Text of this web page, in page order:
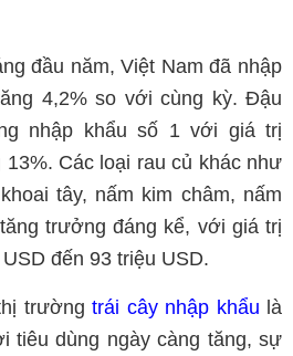
đầu năm, Việt Nam đã nhập
4,2% so với cùng kỳ. Đậu
nhập khẩu số 1 với giá trị
13%. Các loại rau củ khác như
tây, nấm kim châm, nấm
trưởng đáng kể, với giá trị
đến 93 triệu USD.
trường trái cây nhập khẩu là
tiêu dùng ngày càng tăng, sự